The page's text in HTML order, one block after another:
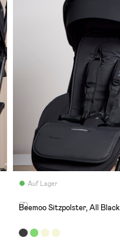
Auf Lager
(7)
Beemoo Sitzpolster, All Black